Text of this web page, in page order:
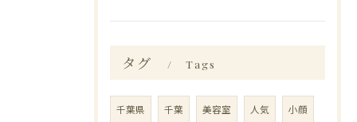
タグ Tags
千葉県 千葉 美容室 人気 小顔